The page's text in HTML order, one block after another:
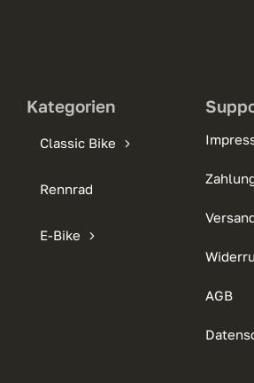
Kategorien
Classic Bike
Rennrad
E-Bike
AGB